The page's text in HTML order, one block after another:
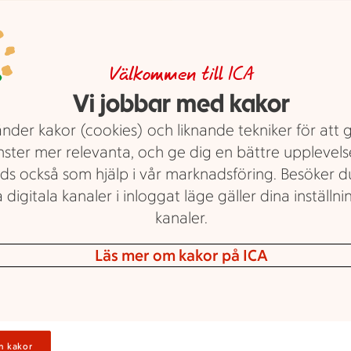
Halloumi, Grillost. ICA. 200 g.
100:00/kg. Ord.pris 26:45-27:39 kr.
Visa erbjudande
Logga in för
dina
erbjudanden
Välkommen till ICA
Vi jobbar med kakor
kakor (cookies) och liknande tekniker för att
mer relevanta, och ge dig en bättre
också som hjälp i vår marknadsföring. Besöker
digitala kanaler i inloggat läge gäller dina
kanaler.
Läs mer om kakor på ICA
kakor